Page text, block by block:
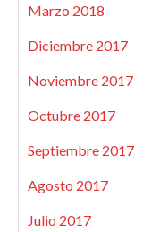
Marzo 2018
Diciembre 2017
Noviembre 2017
Octubre 2017
Septiembre 2017
Agosto 2017
Julio 2017